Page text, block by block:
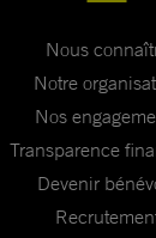
Nous
Notre
Nos
Transparence
Devenir